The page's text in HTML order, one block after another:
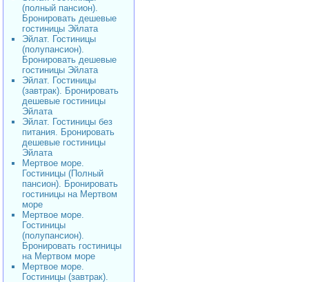
(полный пансион).
Бронировать дешевые
гостиницы Эйлата
Эйлат. Гостиницы
(полупансион).
Бронировать дешевые
гостиницы Эйлата
Эйлат. Гостиницы
(завтрак). Бронировать
дешевые гостиницы
Эйлата
Эйлат. Гостиницы без
питания. Бронировать
дешевые гостиницы
Эйлата
Мертвое море.
Гостиницы (Полный
пансион). Бронировать
гостиницы на Мертвом
море
Мертвое море.
Гостиницы
(полупансион).
Бронировать гостиницы
на Мертвом море
Мертвое море.
Гостиницы (завтрак).